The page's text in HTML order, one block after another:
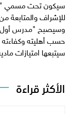
سيكون تحت مسمي
للإشراف والمتابعة
وسيصبح "مدرس
حسب أهليته وكفاءته
سيتبعها امتيازات
الأكثر قراءة